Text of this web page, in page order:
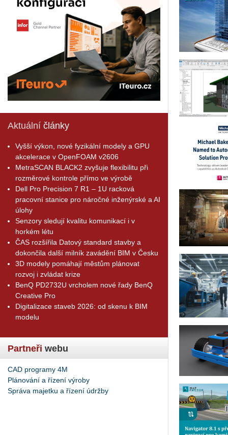
Aktuální články
Vyšší výkon, nové fyzikální modely a GPU
akcelerace v OpenFOAM v2606
MetraSCAN BLACK2 zvyšuje flexibilitu při
rozměrové kontrole přímo ve výrobě
Dell Pro Precision 7 R1 – 1U racková
pracovní stanice pro náročné inženýrské a AI
úlohy
Senzory sledují kvalitu komunikací i v
horkém létu
ČAS rozšířila Datový standard stavby a
dokončila další milník zavádění BIM v Česku
3D modely pomáhají městům plánovat
rozvoj i zvládat krize
BenQ PD2732U vrcholem nové řady BenQ
Creative Pro
Digitalizace staveb 2026: od skenu k BIM
modelu
Partneři webu
CAD programy 4M
Plánování a řízení výroby
Správa majetku a řízení údržby